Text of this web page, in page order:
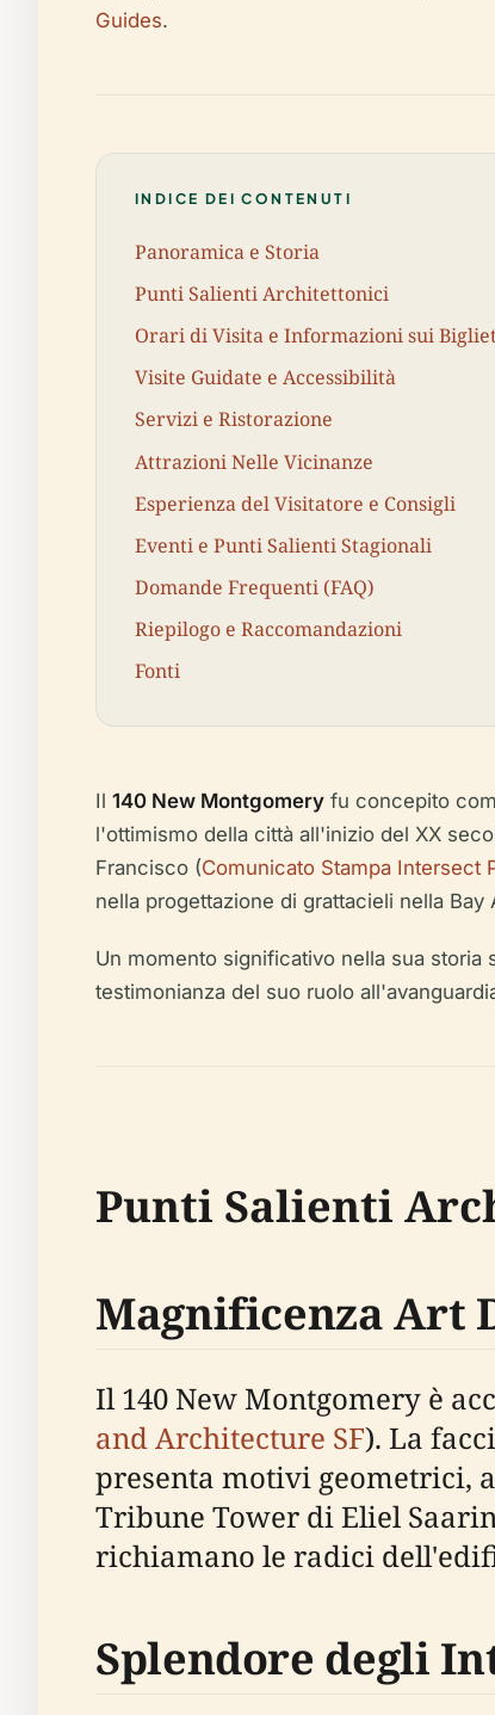
Guides.
INDICE DEI CONTENUTI
Panoramica e Storia
Punti Salienti Architettonici
Orari di Visita e Informazioni sui
Visite Guidate e Accessibilità
Servizi e Ristorazione
Attrazioni Nelle Vicinanze
Esperienza del Visitatore e Consigli
Eventi e Punti Salienti Stagionali
Domande Frequenti (FAQ)
Riepilogo e Raccomandazioni
Fonti
Il 140 New Montgomery fu concepito
l'ottimismo della città all'inizio del XX
Francisco (Comunicato Stampa Intersect
nella progettazione di grattacieli nella Bay
Un momento significativo nella sua storia
testimonianza del suo ruolo
Punti Salienti
Magnificenza Art
Il 140 New Montgomery è
and Architecture SF). La
presenta motivi geometrici,
Tribune Tower di Eliel
richiamano le radici
Splendore degli